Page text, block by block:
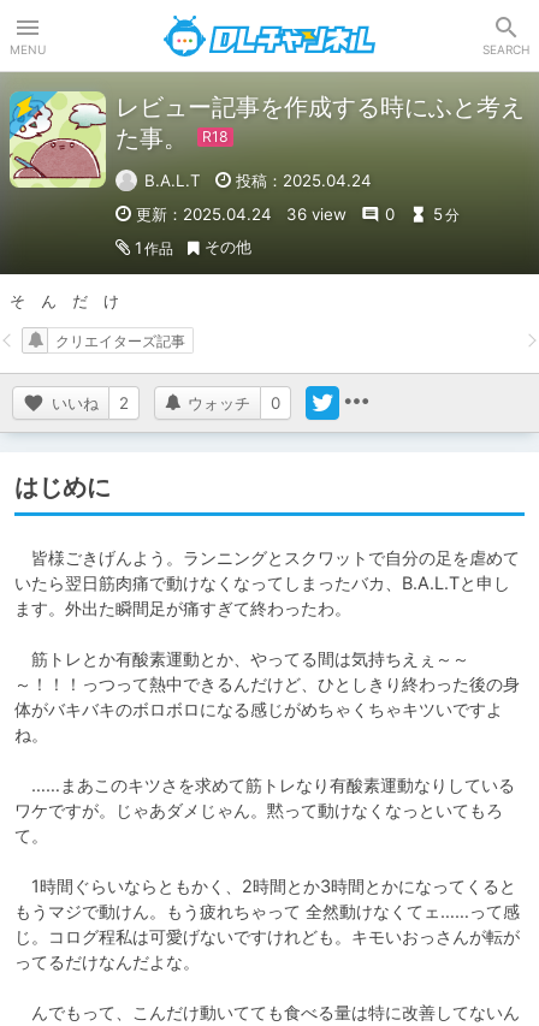
MENU SEARCH
レビュー記事を作成する時にふと考え
た事。
B.A.L.T
投稿：2025.04.24
更新：2025.04.24
36 view 0 5分
1 作品 その他
そ　ん　だ　け
いいね 2 ウォッチ 0
クリエイターズ記事
はじめに
皆様ごきげんよう。ランニングとスクワットで自分の足を虐めて
いたら翌日筋肉痛で動けなくなってしまったバカ、B.A.L.Tと申し
ます。外出た瞬間足が痛すぎて終わったわ。
筋トレとか有酸素運動とか、やってる間は気持ちえぇ～～
～！！！っつって熱中できるんだけど、ひとしきり終わった後の身
体がバキバキのボロボロになる感じがめちゃくちゃキツいですよ
ね。
……まあこのキツさを求めて筋トレなり有酸素運動なりしている
ワケですが。じゃあダメじゃん。黙って動けなくなっといてもろ
て。
1時間ぐらいならともかく、2時間とか3時間とかになってくると
もうマジで動けん。もう疲れちゃって 全然動けなくてェ……って感
じ。コログ程私は可愛げないですけれども。キモいおっさんが転が
ってるだけなんだよな。
んでもって、こんだけ動いてても食べる量は特に改善してないん